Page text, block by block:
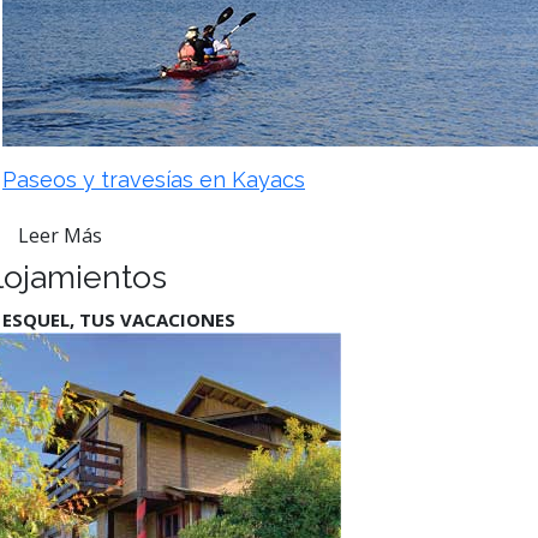
Paseos y travesías en Kayacs
Leer Más
TUS VACACIONES